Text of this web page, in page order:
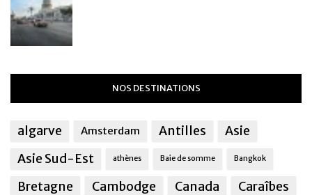
NOS DESTINATIONS
algarve Amsterdam Antilles
Asie
Asie Sud-Est
athènes Baie de somme Bangkok
Bretagne Cambodge Canada Caraîbes